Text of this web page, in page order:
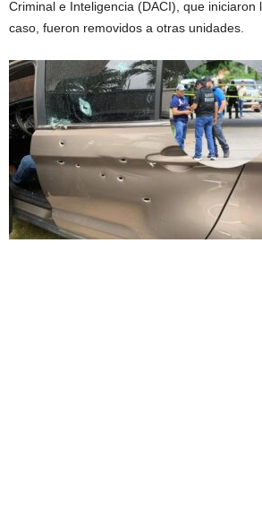
Criminal e Inteligencia (DACI), que iniciaron
caso, fueron removidos a otras unidades.